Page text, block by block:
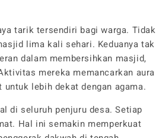
tarik tersendiri bagi warga. Tidak
lima kali sehari. Keduanya tak
dalam membersihkan masjid,
mereka memancarkan aura
lebih dekat dengan agama.
di seluruh penjuru desa. Setiap
Hal ini semakin memperkuat